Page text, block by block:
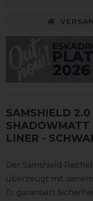
SAMSHIELD
SHADOWMATT
LINER -
Der Samshield
überzeugt mit seinem
Er garantiert